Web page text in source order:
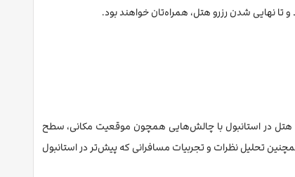
تا نهایی شدن رزرو هتل، همراه‌تان خواهند بود.
هتل در استانبول با چالش‌هایی همچون موقعیت مکانی، سطح
تحلیل نظرات و تجربیات مسافرانی که پیش‌تر در استانبول